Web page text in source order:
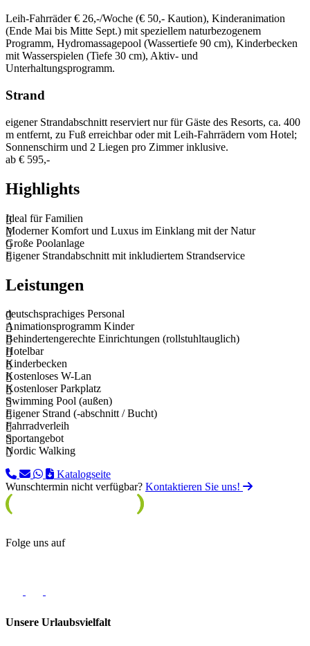
Leih-Fahrräder € 26,-/Woche (€ 50,- Kaution), Kinderanimation
(Ende Mai bis Mitte Sept.) mit speziellem naturbezogenem
Programm, Hydromassagepool (Wassertiefe 90 cm), Kinderbecken
mit Wasserspielen (Tiefe 30 cm), Aktiv- und
Unterhaltungsprogramm.
Strand
eigener Strandabschnitt reserviert nur für Gäste des Resorts, ca. 400
m entfernt, zu Fuß erreichbar oder mit Leih-Fahrrädern vom Hotel;
Sonnenschirm und 2 Liegen pro Zimmer inklusive.
ab € 595,-
Highlights
Ideal für Familien
Moderner Komfort und Luxus im Einklang mit der Natur
Große Poolanlage
Eigener Strandabschnitt mit inkludiertem Strandservice
Leistungen
deutschsprachiges Personal
Animationsprogramm Kinder
Behindertengerechte Einrichtungen (rollstuhltauglich)
Hotelbar
Kinderbecken
Kostenloses W-Lan
Kostenloser Parkplatz
Swimming Pool (außen)
Eigener Strand (-abschnitt / Bucht)
Fahrradverleih
Sportangebot
Nordic Walking
Katalogseite
Wunschtermin nicht verfügbar? Kontaktieren Sie uns!
Folge uns auf
Unsere Urlaubsvielfalt